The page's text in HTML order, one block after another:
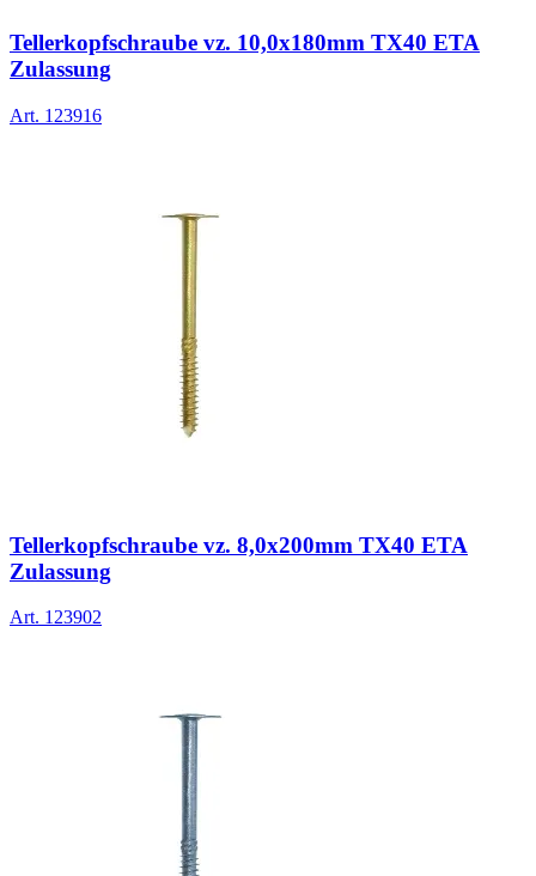
Tellerkopfschraube vz. 10,0x180mm TX40 ETA
Zulassung
Art. 123916
Tellerkopfschraube vz. 8,0x200mm TX40 ETA
Zulassung
Art. 123902